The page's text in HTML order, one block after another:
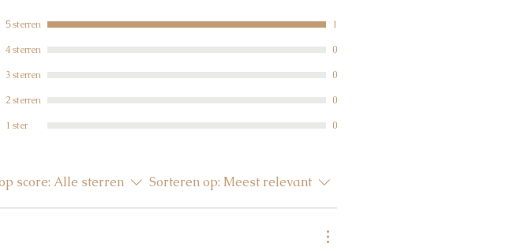
5 sterren
1
4 sterren
0
3 sterren
0
2 sterren
0
1 ster
0
score: Alle sterren Sorteren op: Meest relevant